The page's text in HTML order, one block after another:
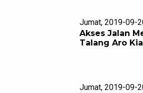
Jumat, 2019-09-
Akses Jalan
Talang Aro
Jumat, 2019-09-